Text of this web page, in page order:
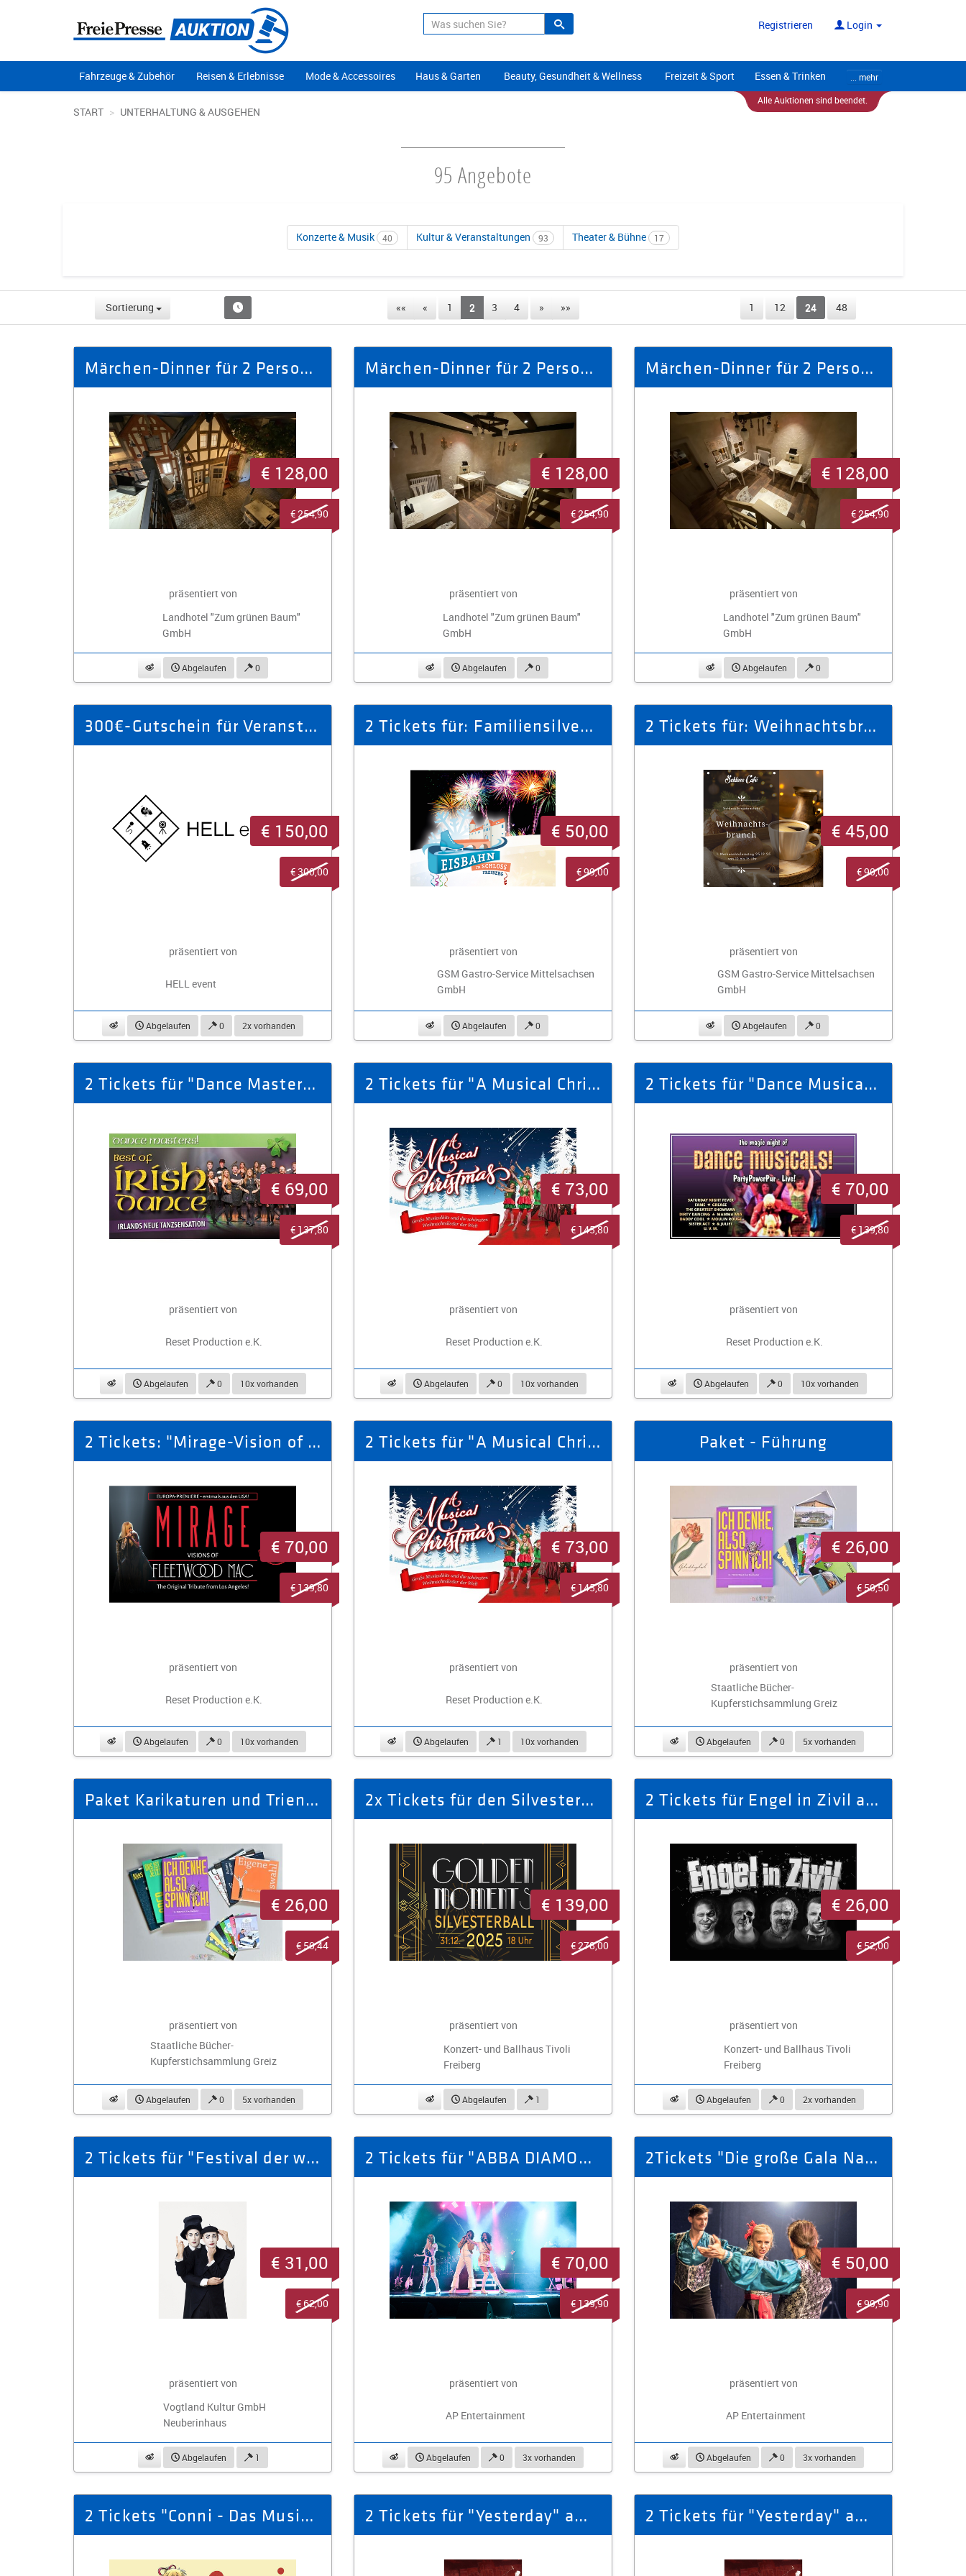
Suche Registrieren Login
Fahrzeuge & Zubehör Reisen & Erlebnisse Mode & Accessoires Haus & Garten Beauty, Gesundheit & Wellness Freizeit & Sport Essen & Trinken
... mehr
Alle Auktionen sind beendet.
START UNTERHALTUNG & AUSGEHEN
95 Angebote
Konzerte & Musik 40 Kultur & Veranstaltungen 93 Theater & Bühne 17
Sortierung 1 12 24 48
«« « 1 2 3 4 » »»
Märchen-Dinner für 2 Personen im Schuhmacher Haus Nr. 59
präsentiert von
Landhotel "Zum grünen Baum"
GmbH
beobachtenAbgelaufen 0
€ 128,00
€ 254,90
Märchen-Dinner für 2 Personen im Gasthaus "Zum roten Ochsen" Nr. 70
präsentiert von
Landhotel "Zum grünen Baum"
GmbH
beobachtenAbgelaufen 0
€ 128,00
€ 254,90
Märchen-Dinner für 2 Personen im Gasthaus "Zum roten Ochsen" Nr. 71
präsentiert von
Landhotel "Zum grünen Baum"
GmbH
beobachtenAbgelaufen 0
€ 128,00
€ 254,90
300€-Gutschein für Veranstaltungsservice Vogtland und Umgebung
präsentiert von
HELL event
beobachtenAbgelaufen 0 2x vorhanden
€ 150,00
€ 300,00
2 Tickets für: Familiensilvester in der Winterbar am 31.12.2025
präsentiert von
GSM Gastro-Service Mittelsachsen
GmbH
beobachtenAbgelaufen 0
€ 50,00
€ 99,00
2 Tickets für: Weihnachtsbrunch in der Winterbar am 25.12.2025
präsentiert von
GSM Gastro-Service Mittelsachsen
GmbH
beobachtenAbgelaufen 0
€ 45,00
€ 90,00
2 Tickets für "Dance Masters" am 18.03.2027 in Zwickau
präsentiert von
Reset Production e.K.
beobachtenAbgelaufen 0 10x vorhanden
€ 69,00
€ 137,80
2 Tickets für "A Musical Christmas" am 23.12.2025 in Plauen
präsentiert von
Reset Production e.K.
beobachtenAbgelaufen 0 10x vorhanden
€ 73,00
€ 145,80
2 Tickets für "Dance Musicals" am 16.01.2026 in Marienberg
präsentiert von
Reset Production e.K.
beobachtenAbgelaufen 0 10x vorhanden
€ 70,00
€ 139,80
2 Tickets: "Mirage-Vision of Fleetwood Mac" am 01.11.2026 in Zwickau
präsentiert von
Reset Production e.K.
beobachtenAbgelaufen 0 10x vorhanden
€ 70,00
€ 139,80
2 Tickets für "A Musical Christmas" am 26.11.2026 in Zwickau
präsentiert von
Reset Production e.K.
beobachtenAbgelaufen 1 10x vorhanden
€ 73,00
€ 145,80
Paket - Führung
präsentiert von
Staatliche Bücher-
Kupferstichsammlung Greiz
beobachtenAbgelaufen 0 5x vorhanden
€ 26,00
€ 50,50
Paket Karikaturen und Triennale-Kataloge
präsentiert von
Staatliche Bücher-
Kupferstichsammlung Greiz
beobachtenAbgelaufen 0 5x vorhanden
€ 26,00
€ 50,44
2x Tickets für den Silvesterball 2025
präsentiert von
Konzert- und Ballhaus Tivoli
Freiberg
beobachtenAbgelaufen 1
€ 139,00
€ 278,00
2 Tickets für Engel in Zivil am 20.03.2026
präsentiert von
Konzert- und Ballhaus Tivoli
Freiberg
beobachtenAbgelaufen 0 2x vorhanden
€ 26,00
€ 52,00
2 Tickets für "Festival der wortlosen Komik" (PK1) am 30.05.26
präsentiert von
Vogtland Kultur GmbH
Neuberinhaus
beobachtenAbgelaufen 1
€ 31,00
€ 62,00
2 Tickets für "ABBA DIAMONDS" am 17.01.26 Gewandhaus zu Leipzig
präsentiert von
AP Entertainment
beobachtenAbgelaufen 0 3x vorhanden
€ 70,00
€ 139,90
2Tickets "Die große Gala Nacht d. Operette"17.04.26 Gewandhaus Leipzig
präsentiert von
AP Entertainment
beobachtenAbgelaufen 0 3x vorhanden
€ 50,00
€ 99,90
2 Tickets "Conni - Das Musical!" 08.11.26, 14:00 Uhr Haus Leipzig 2 Tickets für "Yesterday" am 23.01.26 Gewandhaus zu Leipzig 2 Tickets für "Yesterday" am 26.02.26 im Kulturpalast Dresden